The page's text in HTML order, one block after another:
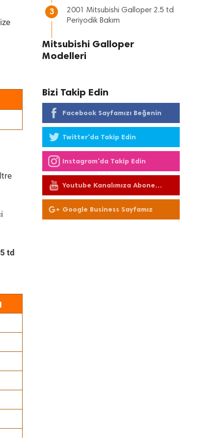
td
3
2001 Mitsubishi Galloper 2.5 td
Periyodik Bakım
Mitsubishi Galloper
Modelleri
Bizi Takip Edin
Facebook Sayfamızı Beğenin
Twitter'da Takip Edin
Instagram'da Takip Edin
Youtube Kanalımıza Abone
Olun
Google Business Sayfamız